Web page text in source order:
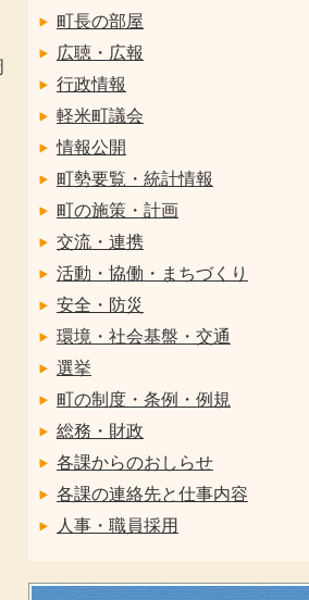
町長の部屋
広聴・広報
行政情報
軽米町議会
情報公開
町勢要覧・統計情報
町の施策・計画
交流・連携
活動・協働・まちづくり
安全・防災
環境・社会基盤・交通
選挙
町の制度・条例・例規
総務・財政
各課からのおしらせ
各課の連絡先と仕事内容
人事・職員採用